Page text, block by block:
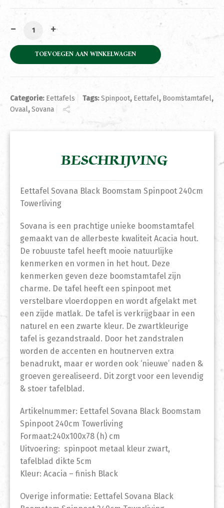
Eettafel Sovana Black Boomstam Spinpoot 240cm
TOEVOEGEN AAN WINKELWAGEN
Categorie: Eettafels Tags:Spinpoot, Eettafel, Boomstamtafel,
Ovaal,Sovana
BESCHRIJVING
Eettafel Sovana Black Boomstam Spinpoot 240cm
Towerliving
Sovana is een prachtige unieke boomstamtafel
gemaakt van de allerbeste kwaliteit Acacia hout.
De robuuste tafel heeft mooie natuurlijke
kenmerken en vormen in het hout. Deze
kenmerken geven deze boomstamtafel zijn
charme. De tafel heeft een spinpoot met
verstelbare vloerdoppen en wordt afgelakt met
een zijde matlak. De tafel is verkrijgbaar in een
naturel en een zwarte kleur. De zwartkleurige
tafel is gezandstraald. Door het zandstralen
worden de accenten en houtnerven extra
benadrukt, maar er worden ook ‘nieuwe’ naden &
groeven gerealiseerd. Dit zorgt voor een levendig
& stoer tafelblad.
Artikelnummer: Eettafel Sovana Black Boomstam
Spinpoot 240cm Towerliving
Formaat:240x100x78 (h) cm
Uitvoering: spinpoot metaal kleur zwart,
tafelblad dikte 5cm
Kleur: Acacia – finish Black
Overige informatie: Eettafel Sovana Black